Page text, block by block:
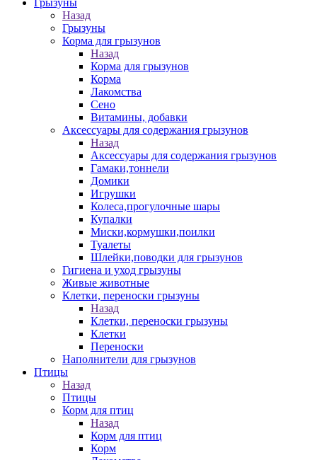
Грызуны
Назад
Грызуны
Корма для грызунов
Назад
Корма для грызунов
Корма
Лакомства
Сено
Витамины, добавки
Аксессуары для содержания грызунов
Назад
Аксессуары для содержания грызунов
Гамаки,тоннели
Домики
Игрушки
Колеса,прогулочные шары
Купалки
Миски,кормушки,поилки
Туалеты
Шлейки,поводки для грызунов
Гигиена и уход грызуны
Живые животные
Клетки, переноски грызуны
Назад
Клетки, переноски грызуны
Клетки
Переноски
Наполнители для грызунов
Птицы
Назад
Птицы
Корм для птиц
Назад
Корм для птиц
Корм